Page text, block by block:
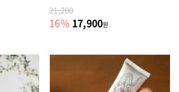
21,200
16% 17,900원